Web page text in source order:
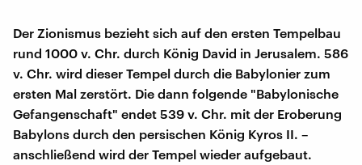
Der Zionismus bezieht sich auf den ersten Tempelbau
rund 1000 v. Chr. durch König David in Jerusalem. 586
v. Chr. wird dieser Tempel durch die Babylonier zum
ersten Mal zerstört. Die dann folgende "Babylonische
Gefangenschaft" endet 539 v. Chr. mit der Eroberung
Babylons durch den persischen König Kyros II. –
anschließend wird der Tempel wieder aufgebaut.